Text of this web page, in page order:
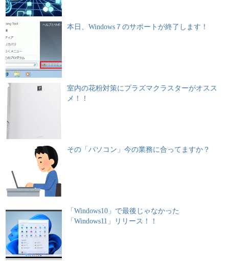
本日、Windows７のサポートが終了します！
室内の花粉対策にプラズマクラスターがオスス
メ！！
その「パソコン」今の業務に合ってますか？
「Windows10」で最後じゃなかった
「Windows11」リリース！！